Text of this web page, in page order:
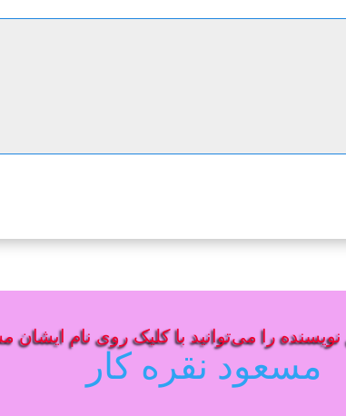
نویسنده را می‌توانید با کلیک روی نام ایشان
مسعود نقره کار